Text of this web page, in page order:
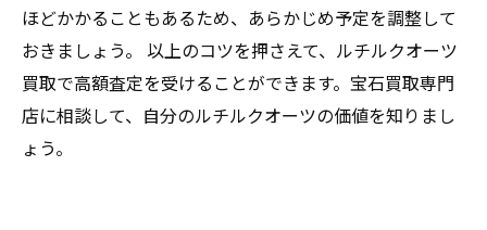
ほどかかることもあるため、あらかじめ予定を調整して
おきましょう。 以上のコツを押さえて、ルチルクオーツ
買取で高額査定を受けることができます。宝石買取専門
店に相談して、自分のルチルクオーツの価値を知りまし
ょう。